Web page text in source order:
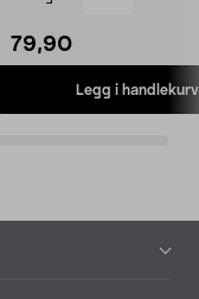
79,90
Legg i handlekurv